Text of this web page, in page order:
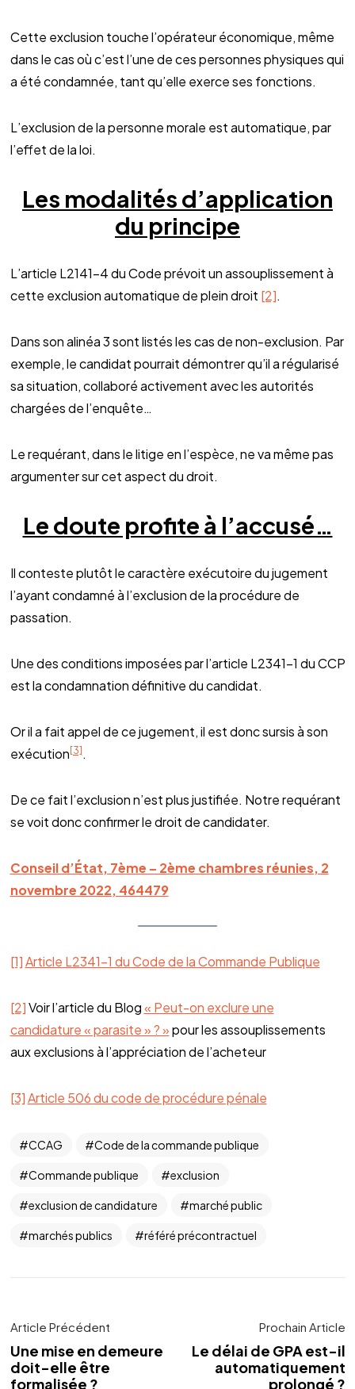
Cette exclusion touche l’opérateur économique, même
dans le cas où c’est l’une de ces personnes physiques qui
a été condamnée, tant qu’elle exerce ses fonctions.
L’exclusion de la personne morale est automatique, par
l’effet de la loi.
Les modalités d’application
du principe
L’article L2141-4 du Code prévoit un assouplissement à
cette exclusion automatique de plein droit [2].
Dans son alinéa 3 sont listés les cas de non-exclusion. Par
exemple, le candidat pourrait démontrer qu’il a régularisé
sa situation, collaboré activement avec les autorités
chargées de l’enquête…
Le requérant, dans le litige en l’espèce, ne va même pas
argumenter sur cet aspect du droit.
Le doute profite à l’accusé…
Il conteste plutôt le caractère exécutoire du jugement
l’ayant condamné à l’exclusion de la procédure de
passation.
Une des conditions imposées par l’article L2341-1 du CCP
est la condamnation définitive du candidat.
Or il a fait appel de ce jugement, il est donc sursis à son
exécution [3].
De ce fait l’exclusion n’est plus justifiée. Notre requérant
se voit donc confirmer le droit de candidater.
Conseil d’État, 7ème – 2ème chambres réunies, 2
novembre 2022, 464479
[1]Article L2341-1 du Code de la Commande Publique
[2]Voir l’article du Blog« Peut-on exclure une
candidature « parasite » ? »pour les assouplissements
aux exclusions à l’appréciation de l’acheteur
[3]Article 506 du code de procédure pénale
CCAG Code de la commande publique
Commande publique exclusion
exclusion de candidature marché public
marchés publics référé précontractuel
Article Précédent
Une mise en demeure
doit-elle être
formalisée ?
Prochain Article
Le délai de GPA est-il
automatiquement
prolongé ?